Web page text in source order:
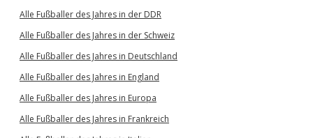
Alle Fußballer des Jahres in der DDR
Alle Fußballer des Jahres in der Schweiz
Alle Fußballer des Jahres in Deutschland
Alle Fußballer des Jahres in England
Alle Fußballer des Jahres in Europa
Alle Fußballer des Jahres in Frankreich